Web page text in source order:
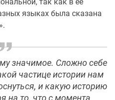
языках была сказана
значимое. Сложно себе
частице истории нам
и какую историю
на то, что с момента